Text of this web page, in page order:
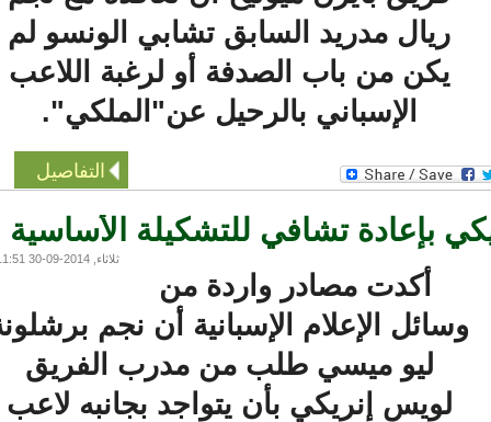
ريال مدريد السابق تشابي الونسو لم
يكن من باب الصدفة أو لرغبة اللاعب
الإسباني بالرحيل عن"الملكي".
التفاصيل
تشافي للتشكيلة الأساسية
ثلاثاء, 2014-09-30 11:51
أكدت مصادر واردة من
الإعلام الإسبانية أن نجم برشلونة
ليو ميسي طلب من مدرب الفريق
لويس إنريكي بأن يتواجد بجانبه لاعب